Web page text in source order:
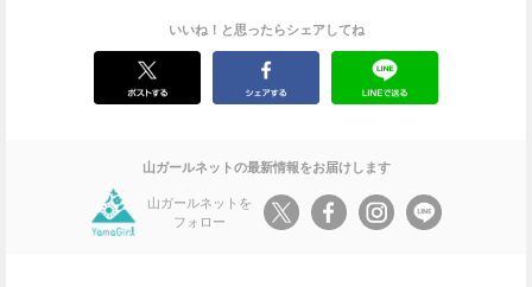
いいね！と思ったらシェアしてね
山ガールネットの最新情報をお届けします
山ガールネットを
フォロー